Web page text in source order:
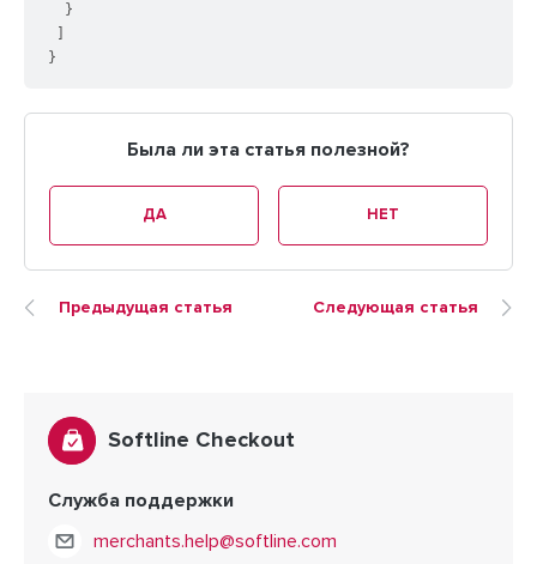
}
}
Была ли эта статья полезной?
ДА НЕТ
Предыдущая статья Следующая статья
Softline Checkout
Служба поддержки
merchants.help@softline.com